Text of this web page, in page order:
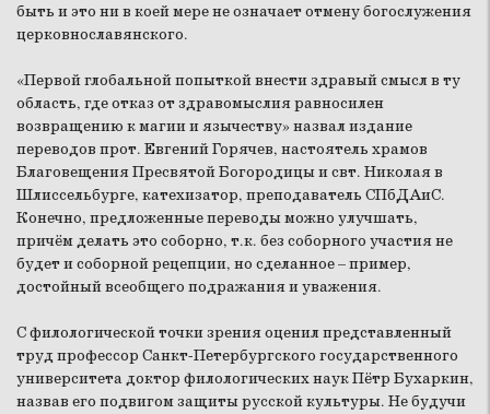
быть и это ни в коей мере не означает отмену богослужения
церковнославянского.
«Первой глобальной попыткой внести здравый смысл в ту
область, где отказ от здравомыслия равносилен
возвращению к магии и язычеству» назвал издание
переводов прот. Евгений Горячев, настоятель храмов
Благовещения Пресвятой Богородицы и свт. Николая в
Шлиссельбурге, катехизатор, преподаватель СПбДАиС.
Конечно, предложенные переводы можно улучшать,
причём делать это соборно, т.к. без соборного участия не
будет и соборной рецепции, но сделанное – пример,
достойный всеобщего подражания и уважения.
С филологической точки зрения оценил представленный
труд профессор Санкт-Петербургского государственного
университета доктор филологических наук Пётр Бухаркин,
назвав его подвигом защиты русской культуры. Не будучи